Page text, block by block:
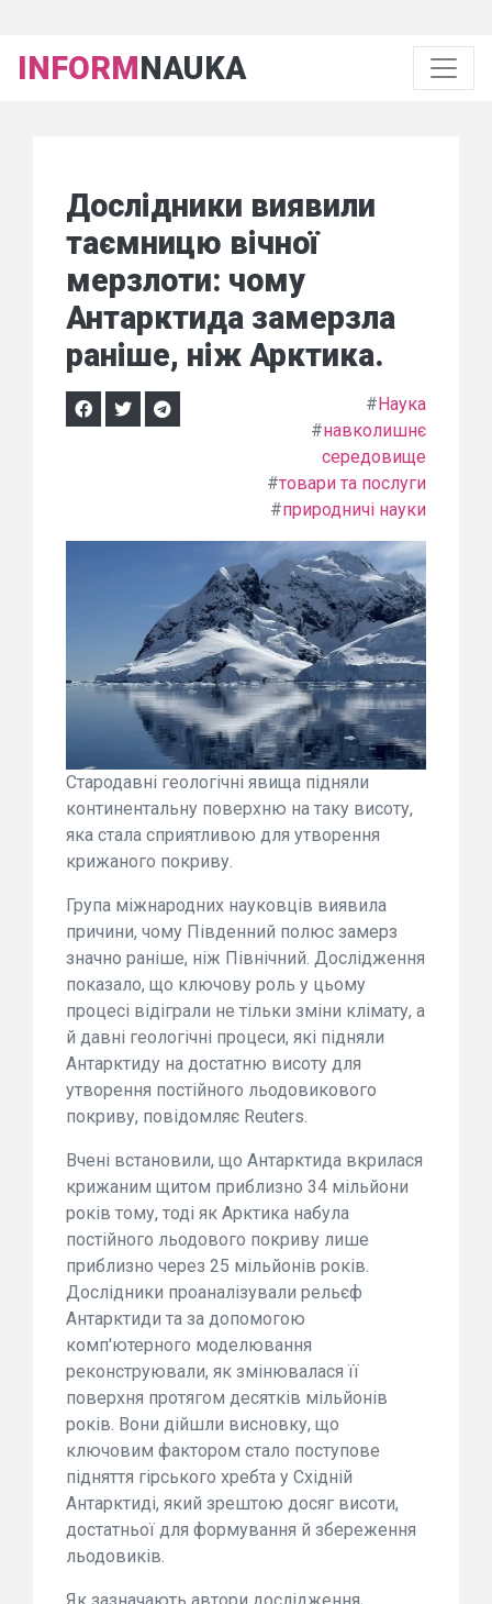
INFORMNAUKA
Дослідники виявили
таємницю вічної
мерзлоти: чому
Антарктида замерзла
раніше, ніж Арктика.
#Наука
#навколишнє
середовище
#товари та послуги
#природничі науки
Стародавні геологічні явища підняли
континентальну поверхню на таку висоту,
яка стала сприятливою для утворення
крижаного покриву.
Група міжнародних науковців виявила
причини, чому Південний полюс замерз
значно раніше, ніж Північний. Дослідження
показало, що ключову роль у цьому
процесі відіграли не тільки зміни клімату, а
й давні геологічні процеси, які підняли
Антарктиду на достатню висоту для
утворення постійного льодовикового
покриву, повідомляє Reuters.
Вчені встановили, що Антарктида вкрилася
крижаним щитом приблизно 34 мільйони
років тому, тоді як Арктика набула
постійного льодового покриву лише
приблизно через 25 мільйонів років.
Дослідники проаналізували рельєф
Антарктиди та за допомогою
комп'ютерного моделювання
реконструювали, як змінювалася її
поверхня протягом десятків мільйонів
років. Вони дійшли висновку, що
ключовим фактором стало поступове
підняття гірського хребта у Східній
Антарктиді, який зрештою досяг висоти,
достатньої для формування й збереження
льодовиків.